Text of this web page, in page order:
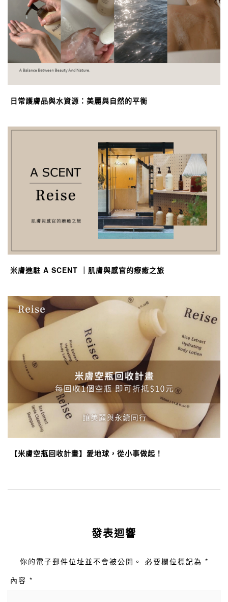
日常護膚品與水資源：美麗與自然的平衡
米膚進駐 A SCENT ｜肌膚與感官的療癒之旅
【米膚空瓶回收計畫】愛地球，從小事做起！
發表迴響
你的電子郵件位址並不會被公開。 必要欄位標記為 *
內容 *